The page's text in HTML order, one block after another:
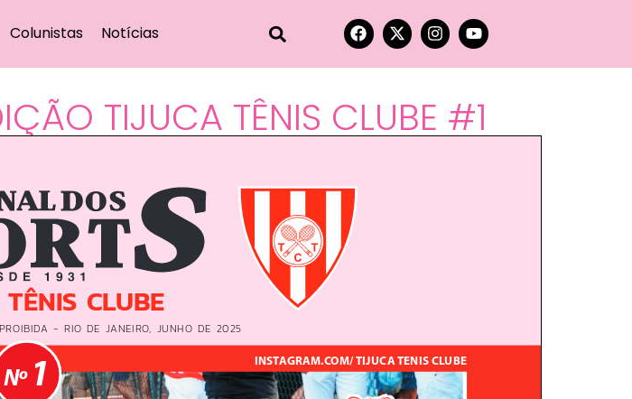
Colunistas Notícias
TIJUCA TÊNIS CLUBE #1